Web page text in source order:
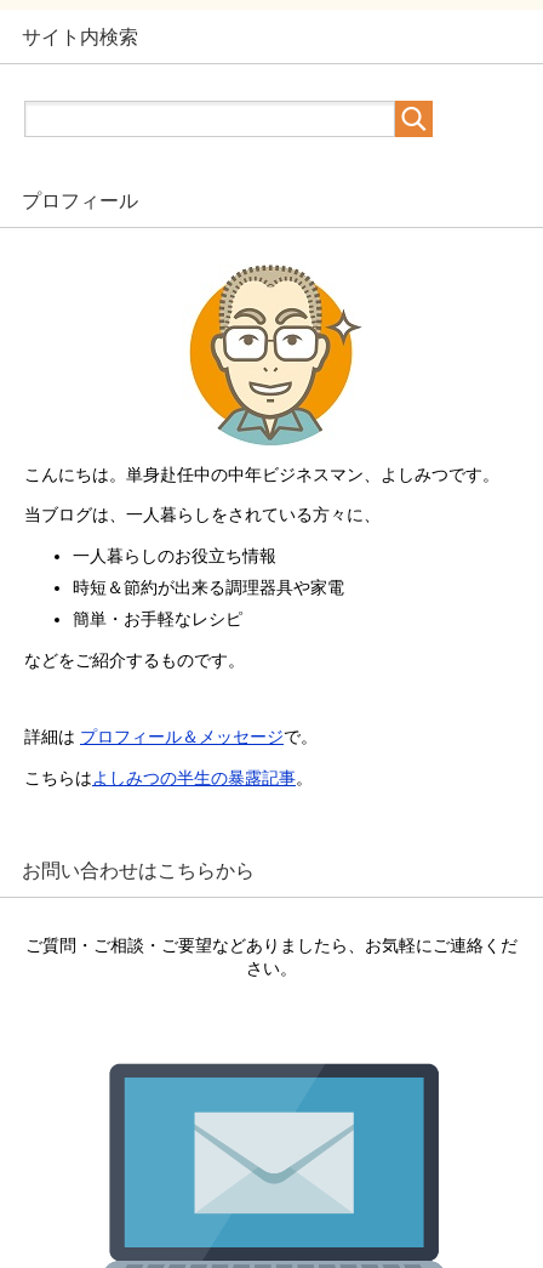
サイト内検索
プロフィール
こんにちは。単身赴任中の中年ビジネスマン、よしみつです。
当ブログは、一人暮らしをされている方々に、
一人暮らしのお役立ち情報
時短＆節約が出来る調理器具や家電
簡単・お手軽なレシピ
などをご紹介するものです。
詳細は プロフィール＆メッセージで。
こちらはよしみつの半生の暴露記事。
お問い合わせはこちらから
ご質問・ご相談・ご要望などありましたら、お気軽にご連絡くだ
さい。